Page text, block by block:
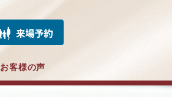
お客様の声